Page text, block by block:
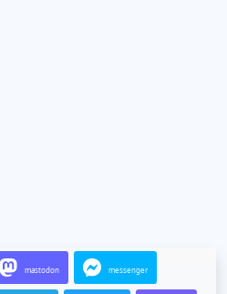
mastodon messenger